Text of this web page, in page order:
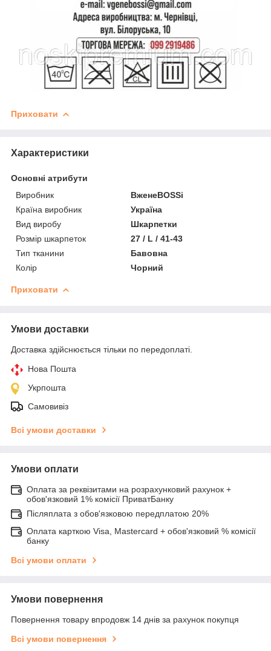
Приховати
Характеристики
Основні атрибути
Виробник
ВженеBOSSі
Країна виробник
Україна
Вид виробу
Шкарпетки
Розмір шкарпеток
27 / L / 41-43
Тип тканини
Бавовна
Колір
Чорний
Приховати
Умови доставки
Доставка здійснюється тільки по передоплаті.
Нова Пошта
Укрпошта
Самовивіз
Всі умови доставки
Умови оплати
Оплата за реквізитами на розрахунковий рахунок +
обов'язковий 1% комісії ПриватБанку
Післяплата з обов'язковою передплатою 20%
Оплата карткою Visa, Mastercard + обов'язковий % комісії
банку
Всі умови оплати
Умови повернення
Повернення товару впродовж 14 днів за рахунок покупця
Всі умови повернення